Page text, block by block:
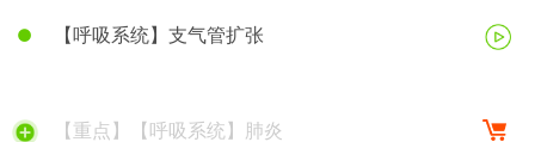
【呼吸系统】支气管扩张
【重点】【呼吸系统】肺炎